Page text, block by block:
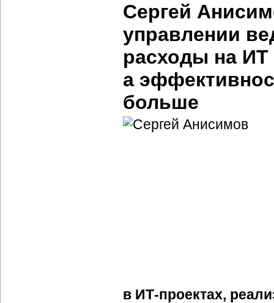
Сергей
управлении
расходы на
а
больше
в ИТ-проектах,